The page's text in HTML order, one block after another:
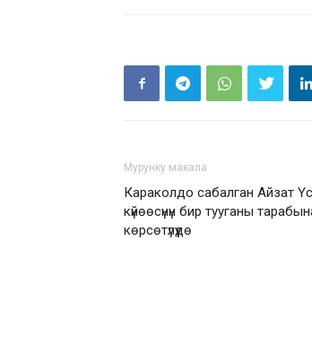
Мурунку макала
Караколдо сабалган Айзат
күйөөсүнүн бир тууганы
көрсөтүлүүдө